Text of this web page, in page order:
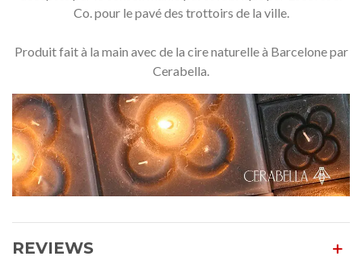
Co. pour le pavé des trottoirs de la ville.
Produit fait à la main avec de la cire naturelle à Barcelone par
Cerabella.
REVIEWS